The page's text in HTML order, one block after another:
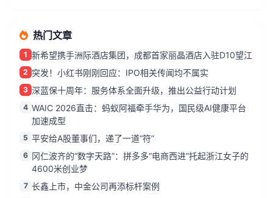
热门文章
1 新希望携手洲际酒店集团，成都首家丽晶酒店入驻D10望江
2 突发！小红书刚刚回应：IPO相关传闻均不属实
3 深蓝保十周年：服务体系全面升级，推出公益行动计划
4 WAIC 2026直击：蚂蚁阿福牵手华为，国民级AI健康平台
加速成型
5 平安给A股董事们，递了一道“符”
6 冈仁波齐的“数字天路”：拼多多“电商西进”托起浙江女子的
4600米创业梦
7 长鑫上市，中金公司再添标杆案例